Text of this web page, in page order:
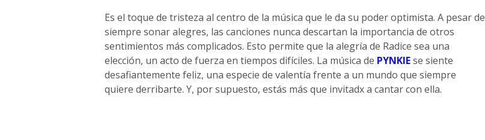
Es el toque de tristeza al centro de la música que le da su poder optimista. A pesar de
siempre sonar alegres, las canciones nunca descartan la importancia de otros
sentimientos más complicados. Esto permite que la alegría de Radice sea una
elección, un acto de fuerza en tiempos difíciles. La música de PYNKIEse siente
desafiantemente feliz, una especie de valentía frente a un mundo que siempre
quiere derribarte. Y, por supuesto, estás más que invitadx a cantar con ella.